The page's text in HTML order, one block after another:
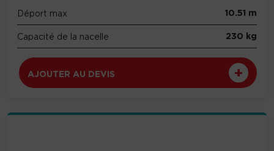
Déport max 10.51 m
Capacité de la nacelle 230 kg
AJOUTER AU DEVIS